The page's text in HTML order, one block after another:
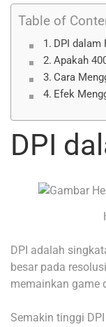
Table of
DPI dalam
Apakah
Cara
Efek
DPI
DPI adalah
besar pada
memainkan game
Semakin tinggi